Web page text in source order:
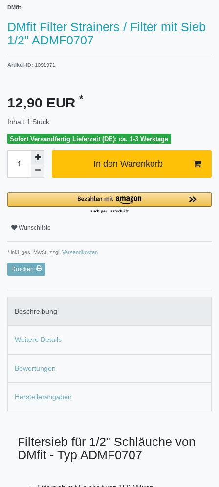
DMfit
DMfit Filter Strainers / Filter mit Sieb
1/2" ADMF0707
Artikel-ID: 1091971
12,90 EUR *
Inhalt 1 Stück
Sofort Versandfertig Lieferzeit (DE): ca. 1-3 Werktage
In den Warenkorb
Wunschliste
* inkl. ges. MwSt. zzgl. Versandkosten
Drucken
Beschreibung
Weitere Details
Bewertungen
Herstellerangaben
Filtersieb für 1/2" Schläuche von
DMfit - Typ ADMF0707